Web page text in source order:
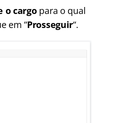
o cargopara o qual
em “Prosseguir“.